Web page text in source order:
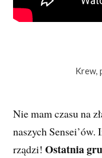
Krew,
Nie mam czasu na
naszych
rządzi!Ostatnia